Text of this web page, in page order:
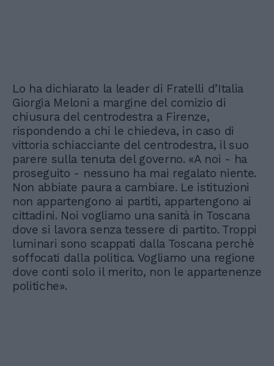
Lo ha dichiarato la leader di Fratelli d’Italia
Giorgia Meloni a margine del comizio di
chiusura del centrodestra a Firenze,
rispondendo a chi le chiedeva, in caso di
vittoria schiacciante del centrodestra, il suo
parere sulla tenuta del governo. «A noi - ha
proseguito - nessuno ha mai regalato niente.
Non abbiate paura a cambiare. Le istituzioni
non appartengono ai partiti, appartengono ai
cittadini. Noi vogliamo una sanità in Toscana
dove si lavora senza tessere di partito. Troppi
luminari sono scappati dalla Toscana perchè
soffocati dalla politica. Vogliamo una regione
dove conti solo il merito, non le appartenenze
politiche».